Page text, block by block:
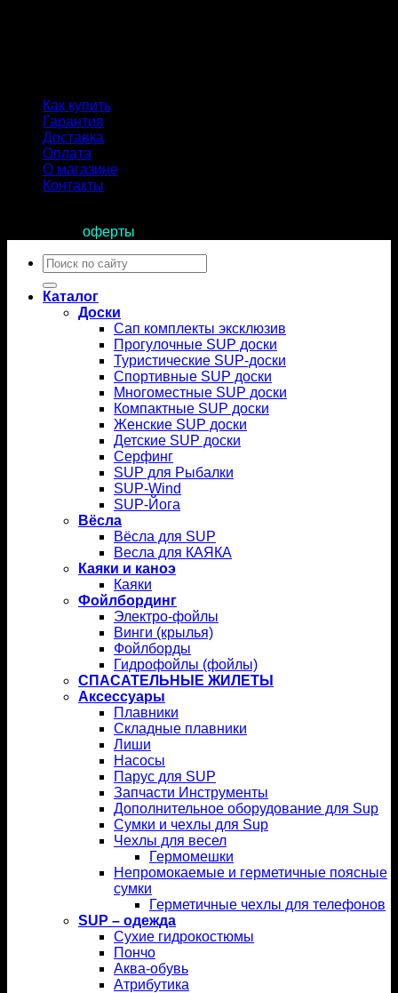
Как купить
Гарантия
Доставка
Оплата
О магазине
Контакты
оферты
Искать:
Каталог
Доски
Сап комплекты эксклюзив
Прогулочные SUP доски
Туристические SUP-доски
Спортивные SUP доски
Многоместные SUP доски
Компактные SUP доски
Женские SUP доски
Детские SUP доски
Серфинг
SUP для Рыбалки
SUP-Wind
SUP-Йога
Вёсла
Вёсла для SUP
Весла для КАЯКА
Каяки и каноэ
Каяки
Фойлбординг
Электро-фойлы
Винги (крылья)
Фойлборды
Гидрофойлы (фойлы)
СПАСАТЕЛЬНЫЕ ЖИЛЕТЫ
Аксессуары
Плавники
Складные плавники
Лиши
Насосы
Парус для SUP
Запчасти Инструменты
Дополнительное оборудование для Sup
Сумки и чехлы для Sup
Чехлы для весел
Гермомешки
Непромокаемые и герметичные поясные
сумки
Герметичные чехлы для телефонов
SUP – одежда
Сухие гидрокостюмы
Пончо
Аква-обувь
Атрибутика